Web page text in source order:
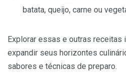
batata, queijo, carne ou
Explorar essas e outras receitas
expandir seus horizontes
sabores e técnicas de preparo.